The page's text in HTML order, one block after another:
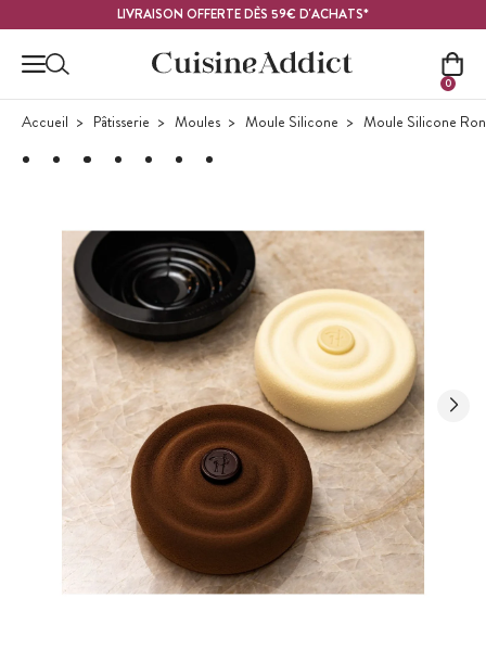
LIVRAISON OFFERTE DÈS 59€ D'ACHATS*
0
Accueil Pâtisserie Moules Moule Silicone Moule Silicone